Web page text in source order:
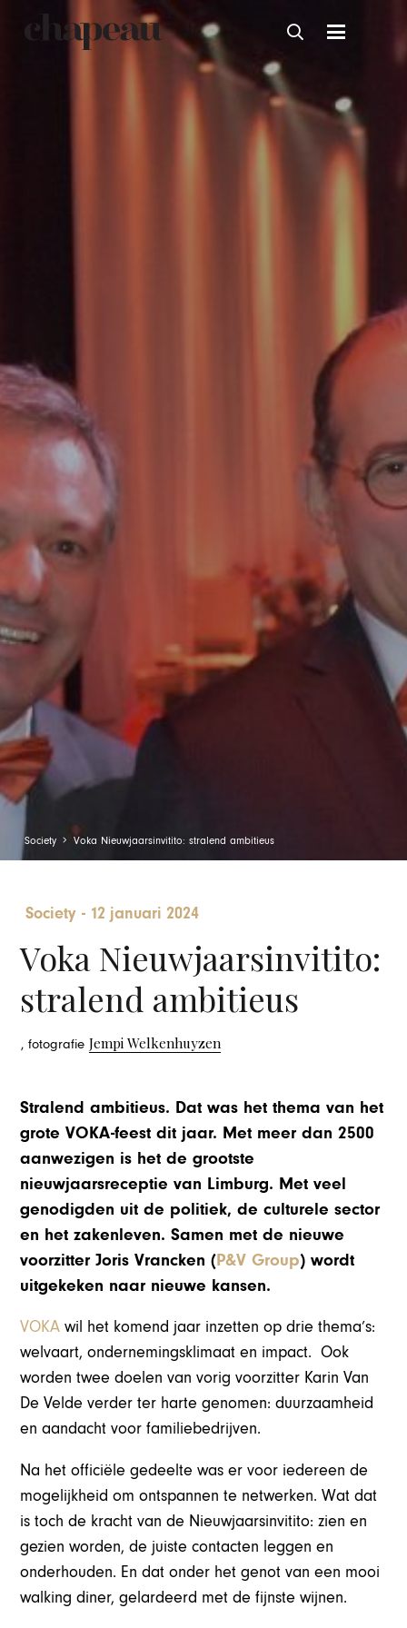
Society Voka Nieuwjaarsinvitito: stralend ambitieus
Society - 12 januari 2024
Voka Nieuwjaarsinvitito:
stralend ambitieus
, fotografieJempi Welkenhuyzen
Stralend ambitieus. Dat was het thema van het
grote VOKA-feest dit jaar. Met meer dan 2500
aanwezigen is het de grootste
nieuwjaarsreceptie van Limburg. Met veel
genodigden uit de politiek, de culturele sector
en het zakenleven. Samen met de nieuwe
voorzitter Joris Vrancken (P&V Group) wordt
uitgekeken naar nieuwe kansen.
VOKA wil het komend jaar inzetten op drie thema’s:
welvaart, ondernemingsklimaat en impact. Ook
worden twee doelen van vorig voorzitter Karin Van
De Velde verder ter harte genomen: duurzaamheid
en aandacht voor familiebedrijven.
Na het officiële gedeelte was er voor iedereen de
mogelijkheid om ontspannen te netwerken. Wat dat
is toch de kracht van de Nieuwjaarsinvitito: zien en
gezien worden, de juiste contacten leggen en
onderhouden. En dat onder het genot van een mooi
walking diner, gelardeerd met de fijnste wijnen.